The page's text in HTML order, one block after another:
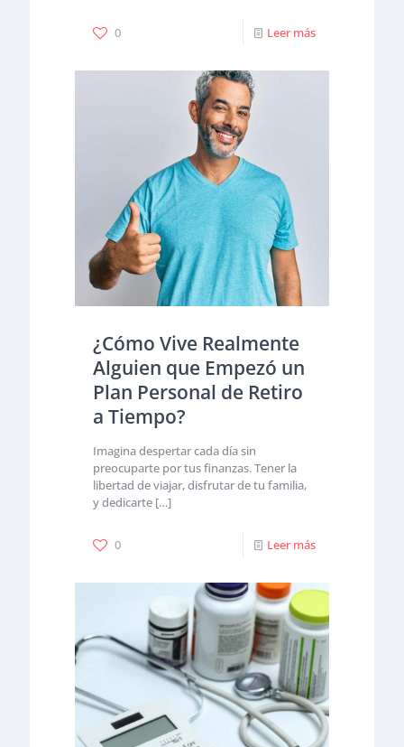
0 Leer más
¿Cómo Vive Realmente
Alguien que Empezó un
Plan Personal de Retiro
a Tiempo?
Imagina despertar cada día sin
preocuparte por tus finanzas. Tener la
libertad de viajar, disfrutar de tu familia,
y dedicarte […]
0 Leer más